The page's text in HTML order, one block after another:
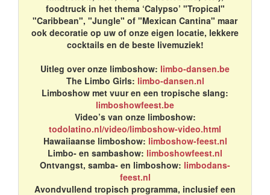
foodtruck in het thema ‘Calypso’ "Tropical"
"Caribbean", "Jungle" of "Mexican Cantina" maar
ook decoratie op uw of onze eigen locatie, lekkere
cocktails en de beste livemuziek!
Uitleg over onze limboshow: limbo-dansen.be
The Limbo Girls: limbo-dansen.nl
Limboshow met vuur en een tropische slang:
limboshowfeest.be
Video’s van onze limboshow:
todolatino.nl/video/limboshow-video.html
Hawaiiaanse limboshow: limboshow-feest.nl
Limbo- en sambashow: limboshowfeest.nl
Ontvangst, samba- en limboshow: limbodans-
feest.nl
Avondvullend tropisch programma, inclusief een